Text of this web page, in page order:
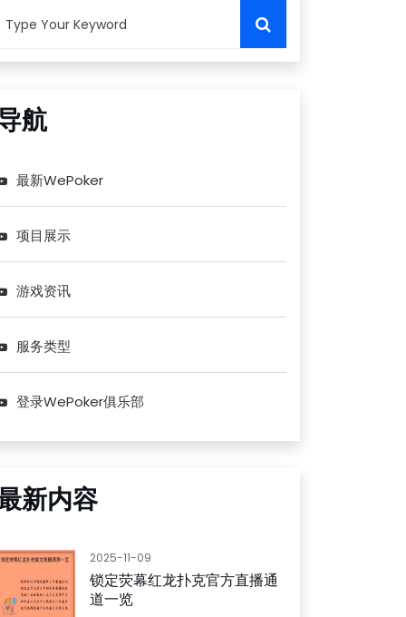
航
最新WePoker
项目展示
游戏资讯
服务类型
登录WePoker俱乐部
新内容
2025-11-09
锁定荧幕红龙扑克官方直播通
道一览